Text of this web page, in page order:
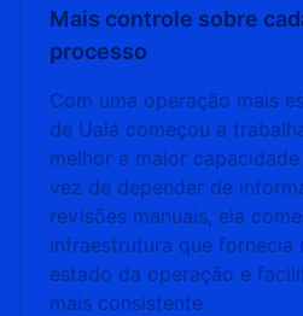
Mais controle sobre
processo
Com uma operação mais
de Ualá começou a
melhor e maior
vez de depender de
revisões manuais, ela
infraestrutura que fornecia
estado da operação e
mais consistente.